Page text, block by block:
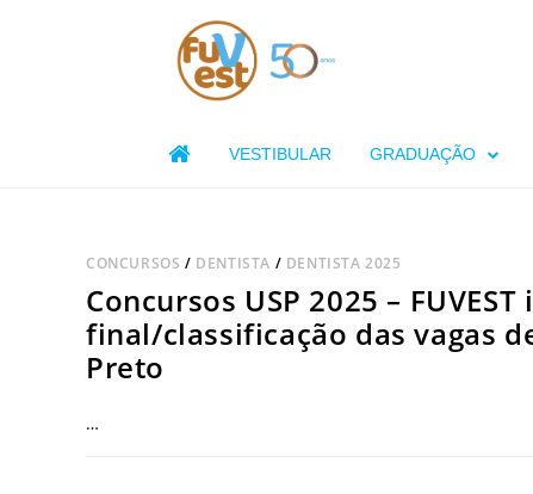
 VESTIBULAR GRADUAÇÃO
CONCURSOS / DENTISTA / DENTISTA 2025
Concursos USP 2025 –
final/classificação das vagas
Preto
…